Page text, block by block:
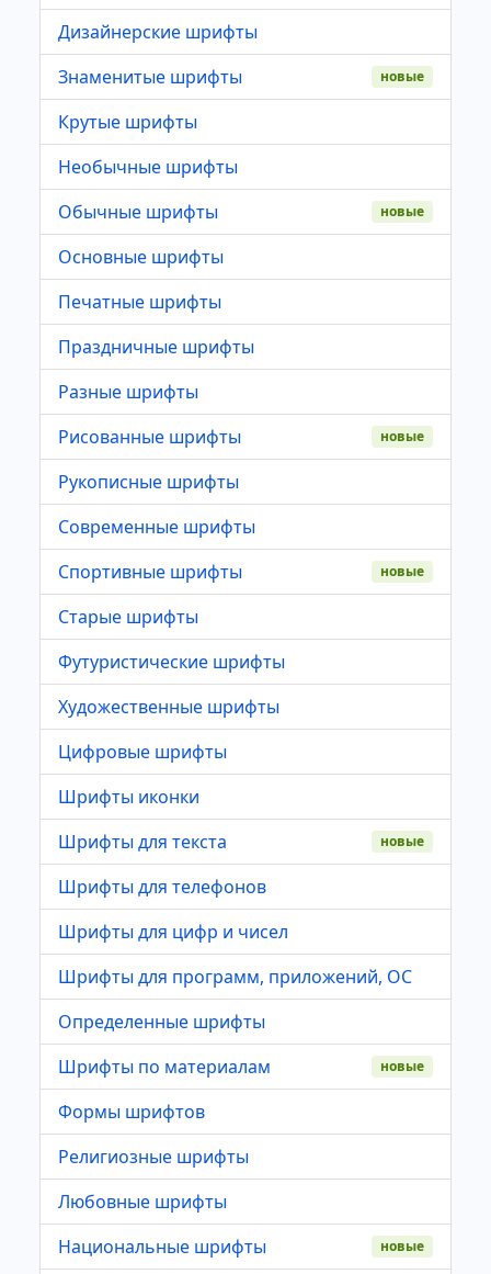
Дизайнерские шрифты
Знаменитые шрифты
новые
Крутые шрифты
Необычные шрифты
Обычные шрифты
новые
Основные шрифты
Печатные шрифты
Праздничные шрифты
Разные шрифты
Рисованные шрифты
новые
Рукописные шрифты
Современные шрифты
Спортивные шрифты
новые
Старые шрифты
Футуристические шрифты
Художественные шрифты
Цифровые шрифты
Шрифты иконки
Шрифты для текста
новые
Шрифты для телефонов
Шрифты для цифр и чисел
Шрифты для программ, приложений, ОС
Определенные шрифты
Шрифты по материалам
новые
Формы шрифтов
Религиозные шрифты
Любовные шрифты
Национальные шрифты
новые